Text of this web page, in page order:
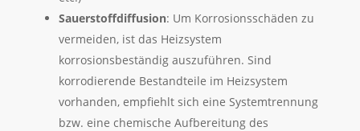
Sauerstoffdiffusion: Um Korrosionsschäden zu
vermeiden, ist das Heizsystem
korrosionsbeständig auszuführen. Sind
korrodierende Bestandteile im Heizsystem
vorhanden, empfiehlt sich eine Systemtrennung
bzw. eine chemische Aufbereitung des